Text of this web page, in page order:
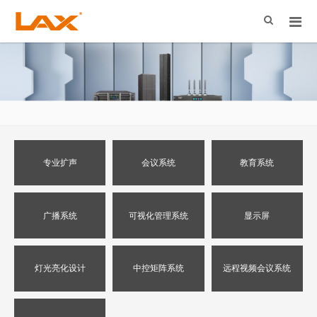
专业扩声 会议系统 教育系统
广播系统 可视化管理系统 显示屏
灯光亮化设计 中控矩阵系统 远程视频会议系统